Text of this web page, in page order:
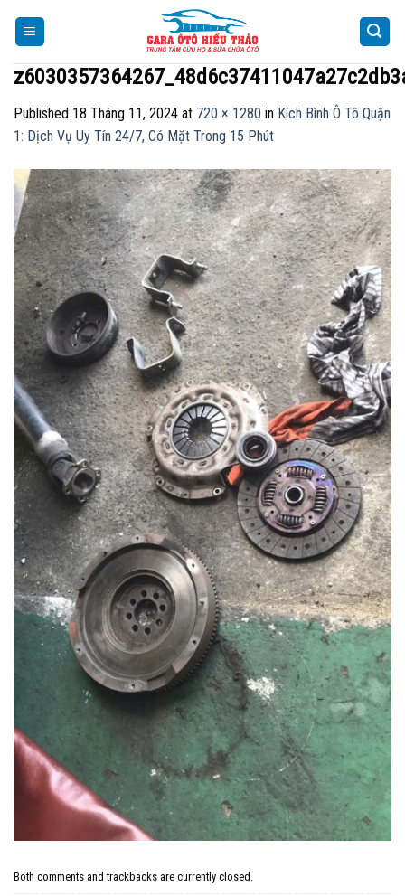
Published 18 Tháng 11, 2024 at 720 × 1280 in Kích Bình Ô Tô Quận
1: Dịch Vụ Uy Tín 24/7, Có Mặt Trong 15 Phút
Both comments and trackbacks are currently closed.